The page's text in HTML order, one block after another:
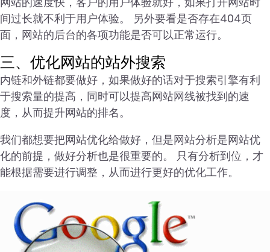
间过长就不利于用户体验。 另外要看是否存在404页
面，网站的后台的各项功能是否可以正常运行。
三、优化网站的站外搜索
内链和外链都要做好，如果做好的话对于搜索引擎有利
于搜索量的提高，同时可以提高网站网线被找到的速
度，从而提升网站的排名。
我们都想要把网站优化给做好，但是网站分析是网站优
化的前提，做好分析也是很重要的。 只有分析到位，才
能根据需要进行调整，从而进行更好的优化工作。